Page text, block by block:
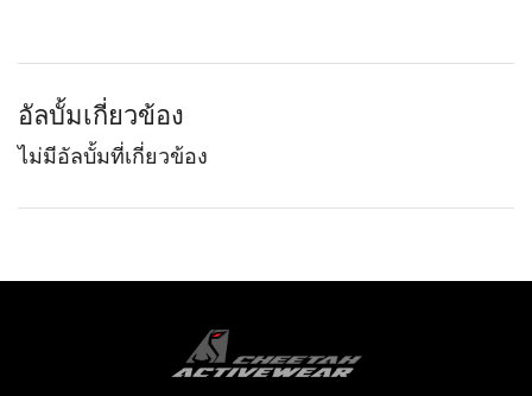
อัลบั้มเกี่ยวข้อง
ไม่มีอัลบั้มที่เกี่ยวข้อง